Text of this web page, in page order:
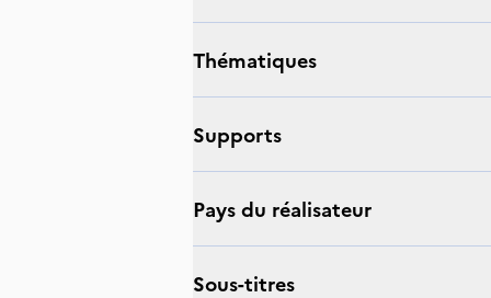
thématiques
supports
Pays du réalisateur
sous-titres